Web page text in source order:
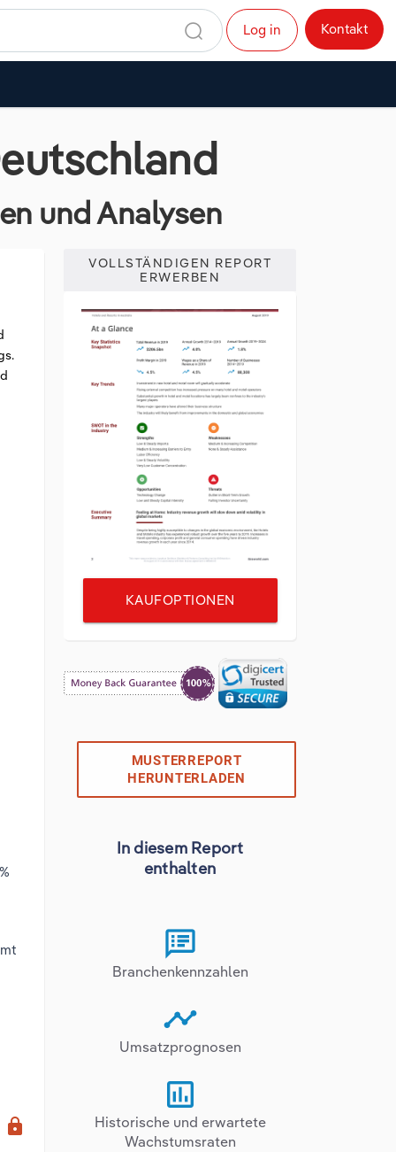
Log in Kontakt
und Analysen
lock
VOLLSTÄNDIGEN REPORT
ERWERBEN
KAUFOPTIONEN
MUSTERREPORT
HERUNTERLADEN
In diesem Report
enthalten
Branchenkennzahlen
Umsatzprognosen
Historische und erwartete
Wachstumsraten